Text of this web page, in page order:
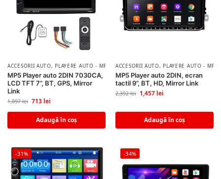
ACCESORII AUTO, PLAYERE AUTO - MP3/MP5 PLAYER
MP5 Player auto 2DIN 7030CA,
LCD TFT 7”, BT, GPS, Mirror
Link
1,097lei 713 lei
Adaugă în coș
ACCESORII AUTO, PLAYERE AUTO -
MP5 Player auto 2DIN, ecran
tactil 9”, BT, HD, Mirror Link
2,392lei 1,457 lei
Adaugă în coș
-31% -34%